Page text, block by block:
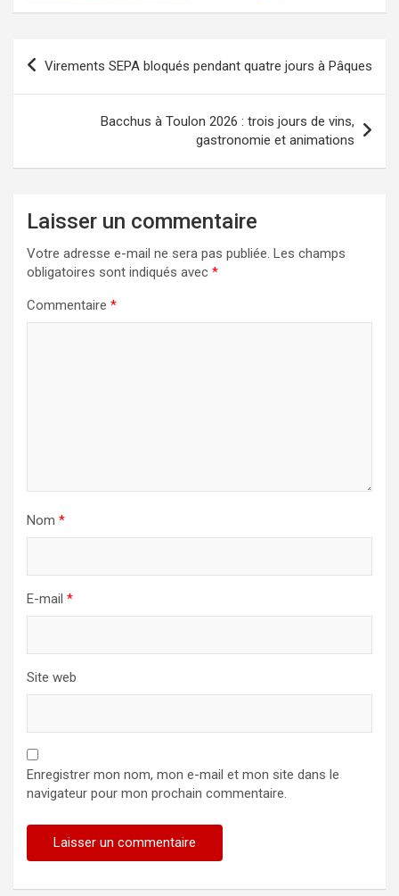
Navigation
Virements SEPA bloqués pendant quatre jours à Pâques
Bacchus à Toulon 2026 : trois jours de vins,
gastronomie et animations
Laisser un commentaire
Votre adresse e-mail ne sera pas publiée. Les champs
obligatoires sont indiqués avec *
Commentaire *
Nom *
E-mail *
Site web
Enregistrer mon nom, mon e-mail et mon site dans le
navigateur pour mon prochain commentaire.